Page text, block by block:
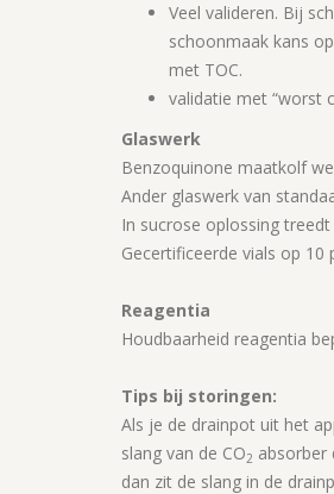
Veel valideren. Bij
schoonmaak kans
met TOC.
validatie met “worst
Glaswerk
Benzoquinone maatkolf
Ander glaswerk van
In sucrose oplossing
Gecertificeerde vials op 10
Reagentia
Houdbaarheid reagentia
Tips bij storingen:
Als je de drainpot uit het
slang van de CO2 absorber
dan zit de slang in de